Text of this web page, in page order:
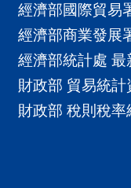
經濟部國際貿易
經濟部商業發展
經濟部統計處 最
財政部 貿易統計
財政部 稅則稅率